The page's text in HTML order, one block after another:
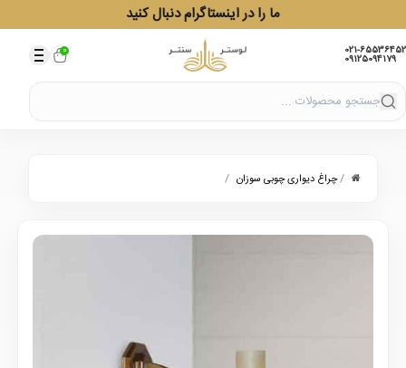
ما را در اینستاگرام دنبال کنید
021-65536452
09125094179
0
/چراغ دیواری چوبی سوزان /